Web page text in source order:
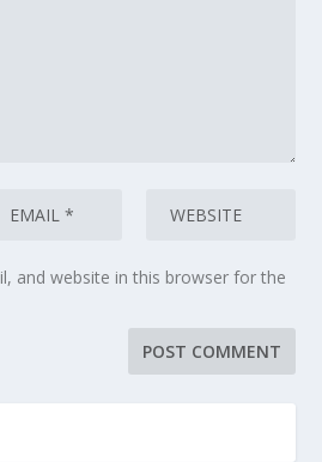
and website in this browser for the